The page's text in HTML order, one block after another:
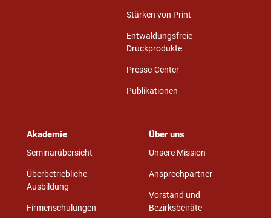
Stärken von Print
Entwaldungsfreie
Druckprodukte
Presse-Center
Publikationen
Akademie
Seminarübersicht
Überbetriebliche
Ausbildung
Firmenschulungen
Über uns
Unsere Mission
Ansprechpartner
Vorstand und
Bezirksbeiräte